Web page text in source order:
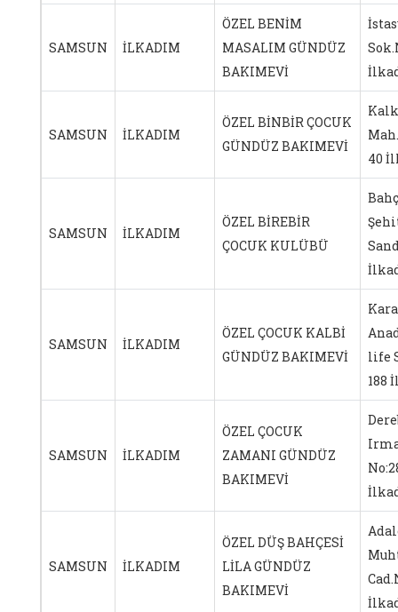
SAMSUN İLKADIM
ÖZEL BENİM
MASALIM GÜNDÜZ
BAKIMEVİ
SAMSUN İLKADIM
ÖZEL BİNBİR ÇOCUK
GÜNDÜZ BAKIMEVİ
40
SAMSUN İLKADIM
ÖZEL BİREBİR
ÇOCUK KULÜBÜ
SAMSUN İLKADIM
ÖZEL ÇOCUK KALBİ
GÜNDÜZ BAKIMEVİ
life
188
SAMSUN İLKADIM
ÖZEL ÇOCUK
ZAMANI GÜNDÜZ
BAKIMEVİ
SAMSUN İLKADIM
ÖZEL DÜŞ BAHÇESİ
LİLA GÜNDÜZ
BAKIMEVİ